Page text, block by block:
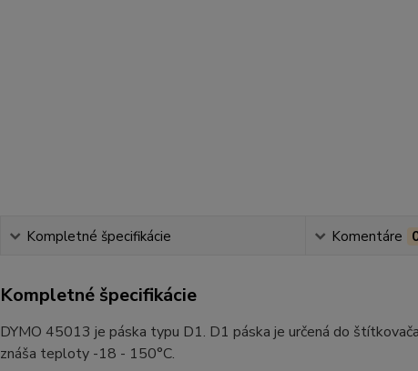
Kompletné špecifikácie Komentáre
Kompletné špecifikácie
DYMO 45013 je páska typu D1. D1 páska je určená do
znáša teploty -18 - 150°C.